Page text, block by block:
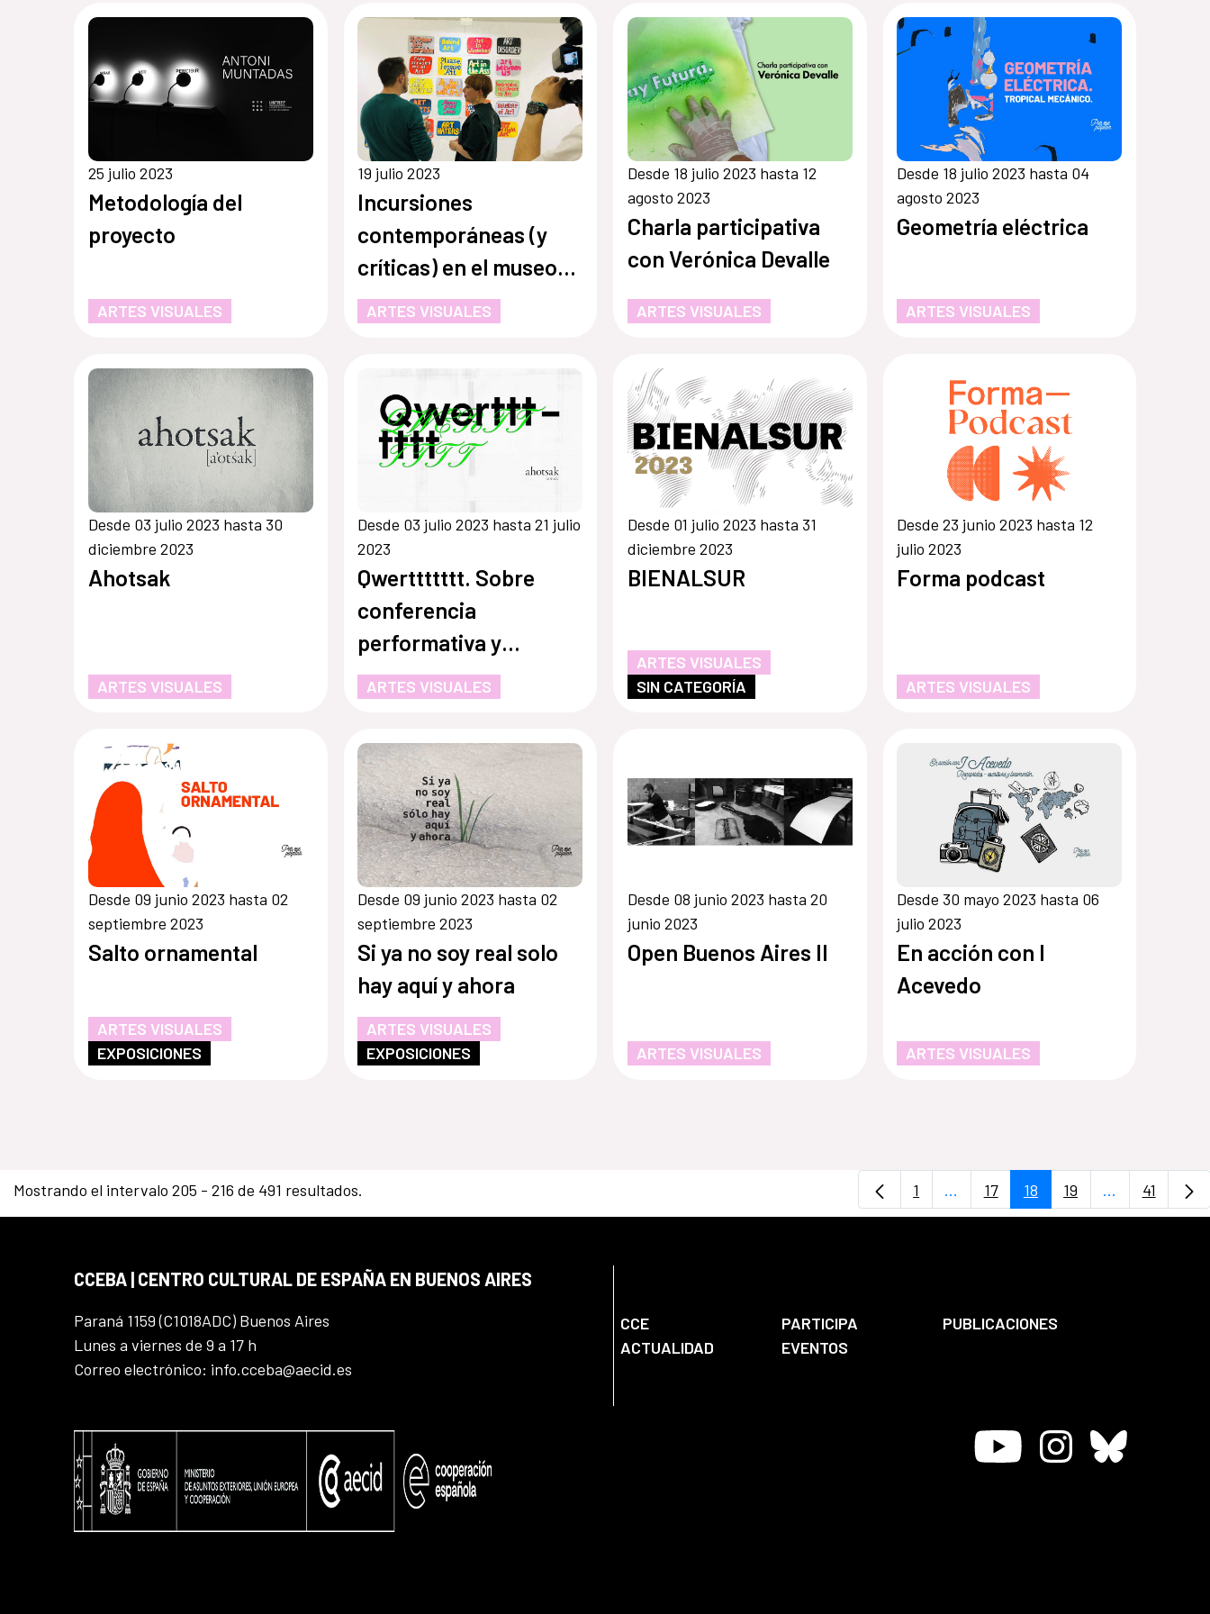
25 julio 2023
Metodología del
proyecto
ARTES VISUALES
19 julio 2023
Incursiones
contemporáneas (y
críticas) en el museo
clásico
ARTES VISUALES
Desde 18 julio 2023 hasta 12
agosto 2023
Charla participativa
con Verónica Devalle
ARTES VISUALES
Desde 18 julio 2023 hasta 04
agosto 2023
Geometría eléctrica
ARTES VISUALES
Desde 03 julio 2023 hasta 30
diciembre 2023
Ahotsak
ARTES VISUALES
Desde 03 julio 2023 hasta 21 julio
2023
Qwerttttttt. Sobre
conferencia
performativa y
lectoescritura digital
ARTES VISUALES
Desde 01 julio 2023 hasta 31
diciembre 2023
BIENALSUR
ARTES VISUALES
SIN CATEGORÍA
Desde 23 junio 2023 hasta 12
julio 2023
Forma podcast
ARTES VISUALES
Desde 09 junio 2023 hasta 02
septiembre 2023
Salto ornamental
ARTES VISUALES
EXPOSICIONES
Desde 09 junio 2023 hasta 02
septiembre 2023
Si ya no soy real solo
hay aquí y ahora
ARTES VISUALES
EXPOSICIONES
Desde 08 junio 2023 hasta 20
junio 2023
Open Buenos Aires II
ARTES VISUALES
Desde 30 mayo 2023 hasta 06
julio 2023
En acción con I
Acevedo
ARTES VISUALES
Mostrando el intervalo 205 - 216 de 491 resultados. Página
1 ...Páginas intermedias Use TAB para
Página
17 Página
18 Página
19 ...PáginasPágina
41
CCEBA | CENTRO CULTURAL DE ESPAÑA EN BUENOS AIRES
Paraná 1159 (C1018ADC) Buenos Aires
Lunes a viernes de 9 a 17 h
Correo electrónico: info.cceba@aecid.es
CCE PARTICIPA
PUBLICACIONES
ACTUALIDAD
EVENTOS
Youtube InstagramBluesky